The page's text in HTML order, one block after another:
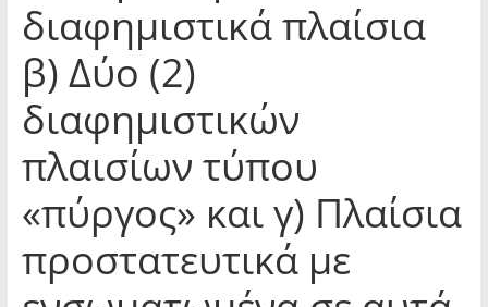
διαφημιστικά πλαίσια
β) Δύο (2)
διαφημιστικών
πλαισίων τύπου
«πύργος» και γ) Πλαίσια
προστατευτικά με